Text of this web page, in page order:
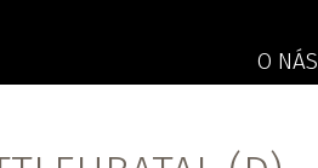
O NÁS